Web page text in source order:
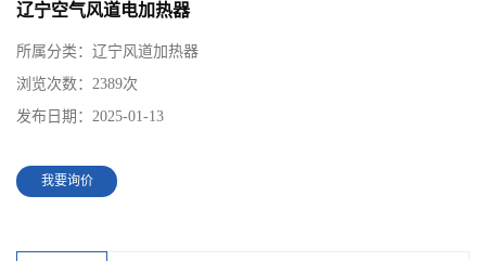
辽宁空气风道电加热器
所属分类： 辽宁风道加热器
浏览次数： 2389次
发布日期： 2025-01-13
我要询价